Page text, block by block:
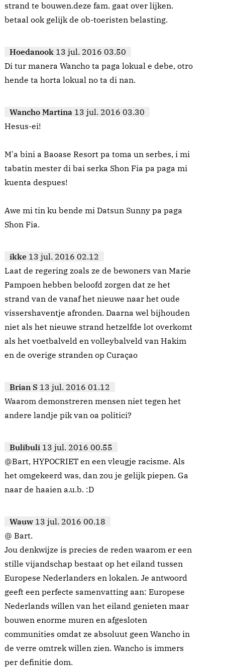
strand te bouwen.deze fam. gaat over lijken.
betaal ook gelijk de ob-toeristen belasting.
Hoedanook 13 jul. 2016 03.50
Di tur manera Wancho ta paga lokual e debe, otro
hende ta horta lokual no ta di nan.
Wancho Martina 13 jul. 2016 03.30
Hesus-ei!
M'a bini a Baoase Resort pa toma un serbes, i mi
tabatin mester di bai serka Shon Fia pa paga mi
kuenta despues!
Awe mi tin ku bende mi Datsun Sunny pa paga
Shon Fia.
ikke 13 jul. 2016 02.12
Laat de regering zoals ze de bewoners van Marie
Pampoen hebben beloofd zorgen dat ze het
strand van de vanaf het nieuwe naar het oude
vissershaventje afronden. Daarna wel bijhouden
niet als het nieuwe strand hetzelfde lot overkomt
als het voetbalveld en volleybalveld van Hakim
en de overige stranden op Curaçao
Brian S 13 jul. 2016 01.12
Waarom demonstreren mensen niet tegen het
andere landje pik van oa politici?
Bulibuli 13 jul. 2016 00.55
@Bart, HYPOCRIET en een vleugje racisme. Als
het omgekeerd was, dan zou je gelijk piepen. Ga
naar de haaien a.u.b. :D
Wauw 13 jul. 2016 00.18
@ Bart.
Jou denkwijze is precies de reden waarom er een
stille vijandschap bestaat op het eiland tussen
Europese Nederlanders en lokalen. Je antwoord
geeft een perfecte samenvatting aan: Europese
Nederlands willen van het eiland genieten maar
bouwen enorme muren en afgesloten
communities omdat ze absoluut geen Wancho in
de verre omtrek willen zien. Wancho is immers
per definitie dom.